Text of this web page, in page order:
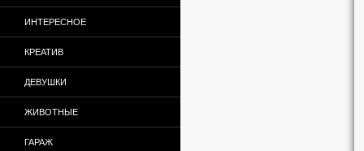
ИНТЕРЕСНОЕ
КРЕАТИВ
ДЕВУШКИ
ЖИВОТНЫЕ
ГАРАЖ